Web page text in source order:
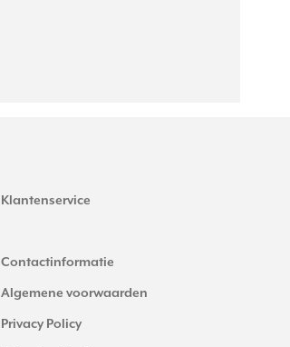
Klantenservice
Contactinformatie
Algemene voorwaarden
Privacy Policy